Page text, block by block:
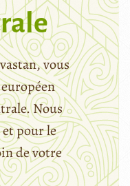
vous
Nous
pour le
de votre